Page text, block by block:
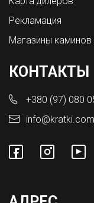
Рекламация
Магазины
КОНТАКТЫ
+380 (97) 080